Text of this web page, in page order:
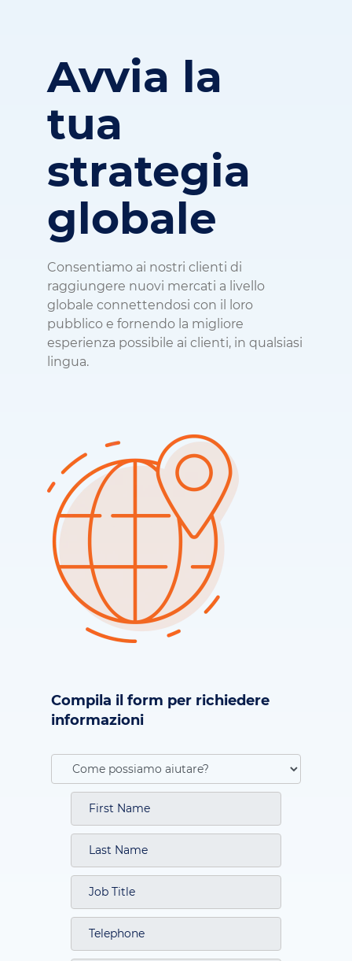
Avvia la
tua
strategia
globale
Consentiamo ai nostri clienti di
raggiungere nuovi mercati a livello
globale connettendosi con il loro
pubblico e fornendo la migliore
esperienza possibile ai clienti, in qualsiasi
lingua.
Compila il form per richiedere
informazioni